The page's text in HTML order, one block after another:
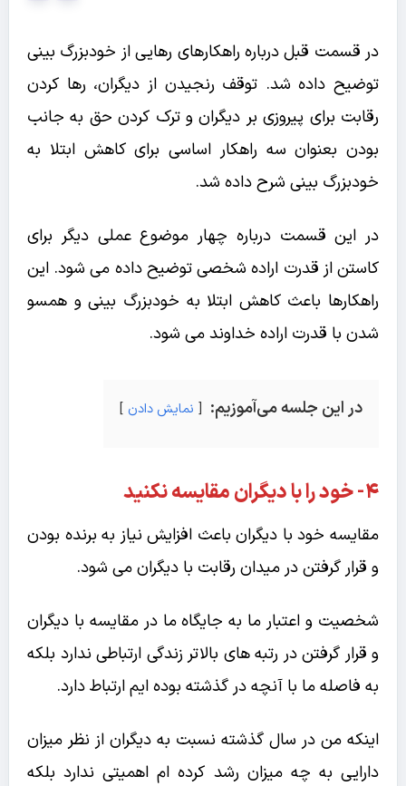
در قسمت قبل درباره راهکارهای رهایی از خودبزرگ بینی
توضیح داده شد. توقف رنجیدن از دیگران، رها کردن
رقابت برای پیروزی بر دیگران و ترک کردن حق به جانب
بودن بعنوان سه راهکار اساسی برای کاهش ابتلا به
خودبزرگ بینی شرح داده شد.
در این قسمت درباره چهار موضوع عملی دیگر برای
کاستن از قدرت اراده شخصی توضیح داده می شود. این
راهکارها باعث کاهش ابتلا به خودبزرگ بینی و همسو
شدن با قدرت اراده خداوند می شود.
در این جلسه می‌آموزیم: نمایش دادن
۴- خود را با دیگران مقایسه نکنید
مقایسه خود با دیگران باعث افزایش نیاز به برنده بودن
و قرار گرفتن در میدان رقابت با دیگران می شود.
شخصیت و اعتبار ما به جایگاه ما در مقایسه با دیگران
و قرار گرفتن در رتبه های بالاتر زندگی ارتباطی ندارد بلکه
به فاصله ما با آنچه در گذشته بوده ایم ارتباط دارد.
اینکه من در سال گذشته نسبت به دیگران از نظر میزان
دارایی به چه میزان رشد کرده ام اهمیتی ندارد بلکه